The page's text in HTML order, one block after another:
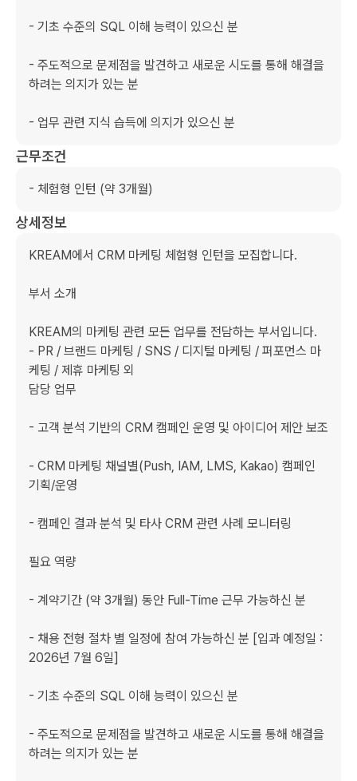
- 기초 수준의 SQL 이해 능력이 있으신 분
- 주도적으로 문제점을 발견하고 새로운 시도를 통해 해결을
하려는 의지가 있는 분
- 업무 관련 지식 습득에 의지가 있으신 분
근무조건
- 체험형 인턴 (약 3개월)
상세정보
KREAM에서 CRM 마케팅 체험형 인턴을 모집합니다.
부서 소개
KREAM의 마케팅 관련 모든 업무를 전담하는 부서입니다.
- PR / 브랜드 마케팅 / SNS / 디지털 마케팅 / 퍼포먼스 마
케팅 / 제휴 마케팅 외
담당 업무
- 고객 분석 기반의 CRM 캠페인 운영 및 아이디어 제안 보조
- CRM 마케팅 채널별(Push, IAM, LMS, Kakao) 캠페인
기획/운영
- 캠페인 결과 분석 및 타사 CRM 관련 사례 모니터링
필요 역량
﻿- 계약기간 (약 3개월) 동안 Full-Time 근무 가능하신 분
- 채용 전형 절차 별 일정에 참여 가능하신 분 [입과 예정일 :
2026년 7월 6일]
- 기초 수준의 SQL 이해 능력이 있으신 분
- 주도적으로 문제점을 발견하고 새로운 시도를 통해 해결을
하려는 의지가 있는 분